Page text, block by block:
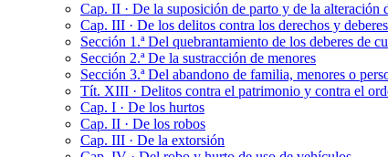
Cap. II · De la suposición de parto y de la
Cap. III · De los delitos contra los derechos y
Sección 1.ª Del quebrantamiento de los deberes de
Sección 2.ª De la sustracción de menores
Sección 3.ª Del abandono de familia, menores o
Tít. XIII · Delitos contra el patrimonio y contra el
Cap. I · De los hurtos
Cap. II · De los robos
Cap. III · De la extorsión